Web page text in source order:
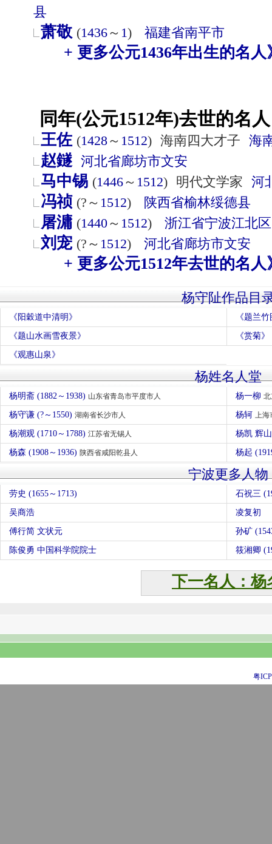
县
萧敬 (1436～ 1) 福建省南平市
+ 更多公元1436年出生的名人
同年(公元1512年)去世的名
王佐 (1428～ 1512) 海南四大才子 海
赵鐩 河北省廊坊市文安
马中锡 (1446～ 1512) 明代文学家 河
冯祯 (?～ 1512) 陕西省榆林绥德县
屠滽 (1440～ 1512) 浙江省宁波江北区
刘宠 (?～ 1512) 河北省廊坊市文安
+ 更多公元1512年去世的名人
杨守阯作品目
《阳穀道中清明》 《题兰
《题山水画雪夜景》 《赏菊》
《观惠山泉》
杨姓名人堂
杨明斋 (1882～1938) 山东省青岛市平度市人 杨一柳
杨守谦 (?～1550) 湖南省长沙市人 杨轲 上海
杨潮观 (1710～1788) 江苏省无锡人 杨凯 辉
杨森 (1908～1936) 陕西省咸阳乾县人 杨起
宁波更多人物
劳史 (1655～1713) 石祝三
吴商浩 凌复初
傅行简 文状元 孙矿
陈俊勇 中国科学院院士 筱湘卿
下一名人：杨
粤